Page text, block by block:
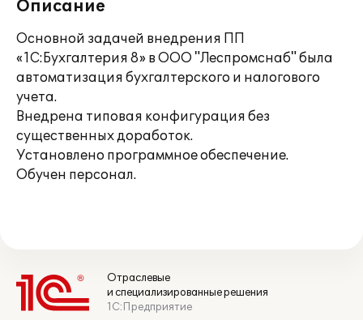
Описание
Основной задачей внедрения ПП
«1С:Бухгалтерия 8» в ООО "Леспромснаб" была
автоматизация бухгалтерского и налогового
учета.
Внедрена типовая конфигурация без
существенных доработок.
Установлено программное обеспечение.
Обучен персонал.
Отраслевые
и специализированные решения
1С:Предприятие